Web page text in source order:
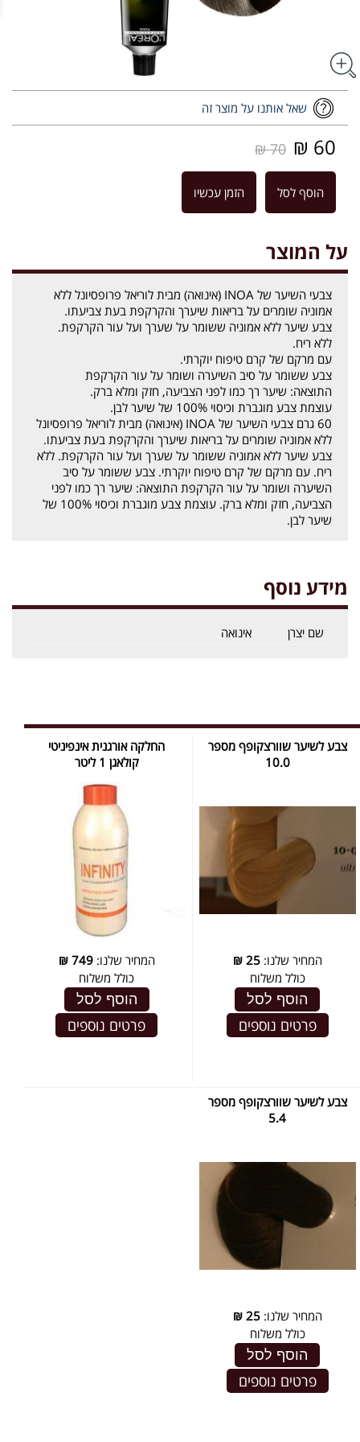
שאל אותנו על מוצר זה
60 ₪
70 ₪
הוסף לסל הזמן עכשיו
על המוצר
צבעי השיער של INOA (אינואה) מבית לוריאל פרופסיונל ללא
אמוניה שומרים על בריאות שיערך והקרקפת בעת צביעתו.
צבע שיער ללא אמוניה ששומר על שערך ועל עור הקרקפת.
ללא ריח.
עם מרקם של קרם טיפוח יוקרתי.
צבע ששומר על סיב השיערה ושומר על עור הקרקפת
התוצאה: שיער רך כמו לפני הצביעה, חזק ומלא ברק.
עוצמת צבע מוגברת וכיסוי 100% של שיער לבן.
60 גרם צבעי השיער של INOA (אינואה) מבית לוריאל פרופסיונל
ללא אמוניה שומרים על בריאות שיערך והקרקפת בעת צביעתו.
צבע שיער ללא אמוניה ששומר על שערך ועל עור הקרקפת. ללא
ריח. עם מרקם של קרם טיפוח יוקרתי. צבע ששומר על סיב
השיערה ושומר על עור הקרקפת התוצאה: שיער רך כמו לפני
הצביעה, חזק ומלא ברק. עוצמת צבע מוגברת וכיסוי 100% של
שיער לבן.
מידע נוסף
שם יצרן אינואה
צבע לשיער שוורצקופף מספר
10.0
המחיר שלנו:25
₪
כולל משלוח
הוסף לסל
פרטים נוספים
החלקה אורגנית אינפיניטי
קולאגן 1 ליטר
המחיר שלנו:749
₪
כולל משלוח
הוסף לסל
פרטים נוספים
צבע לשיער שוורצקופף מספר
5.4
המחיר שלנו:25
₪
כולל משלוח
הוסף לסל
פרטים נוספים